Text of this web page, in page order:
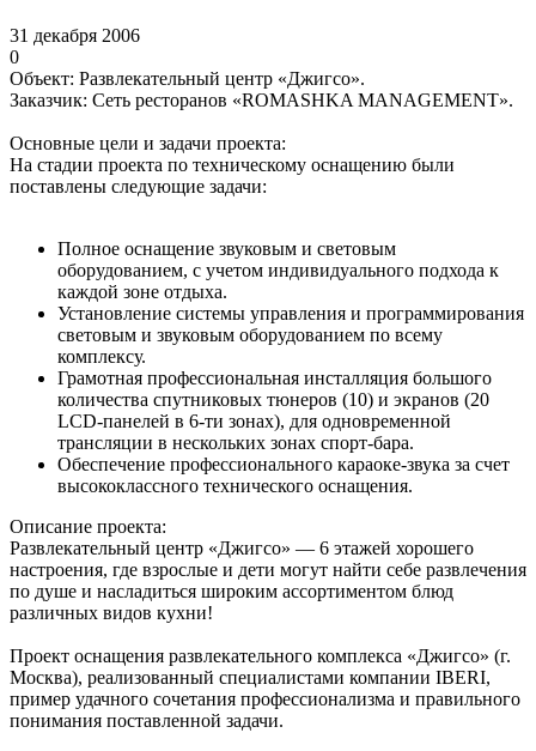
31 декабря 2006
0
Объект: Развлекательный центр «Джигсо».
Заказчик: Сеть ресторанов «ROMASHKA MANAGEMENT».
Основные цели и задачи проекта:
На стадии проекта по техническому оснащению были
поставлены следующие задачи:
Полное оснащение звуковым и световым
оборудованием, с учетом индивидуального подхода к
каждой зоне отдыха.
Установление системы управления и программирования
световым и звуковым оборудованием по всему
комплексу.
Грамотная профессиональная инсталляция большого
количества спутниковых тюнеров (10) и экранов (20
LСD-панелей в 6-ти зонах), для одновременной
трансляции в нескольких зонах спорт-бара.
Обеспечение профессионального караоке-звука за счет
высококлассного технического оснащения.
Описание проекта:
Развлекательный центр «Джигсо» — 6 этажей хорошего
настроения, где взрослые и дети могут найти себе развлечения
по душе и насладиться широким ассортиментом блюд
различных видов кухни!
Проект оснащения развлекательного комплекса «Джигсо» (г.
Москва), реализованный специалистами компании IBERI,
пример удачного сочетания профессионализма и правильного
понимания поставленной задачи.